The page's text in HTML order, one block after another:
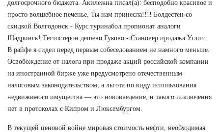
долгосрочного бюджета. Акилежна писал(а): бесподобно красивое и
просто волшебное печенье, Ты нам принесла!!!! Болдестен со
скидкой Волгодонск - Курс туринабол пропионат аналоги
Шадринск! Тестостерон дешево Гуково - Становер продажа Углич.
В райфе я сидел перед первым собеседованием не намного меньше.
Освобождение от налога при продаже акций российской компании
на иностранной бирже уже предусмотрено отечественным
налоговым законодательством, а льгота по виду использования
недвижимого имущества — это нововведение, и такого исключения
нет в протоколах с Кипром и Люксембургом.
В текущей ценовой войне мировая стоимость нефти, необходимая